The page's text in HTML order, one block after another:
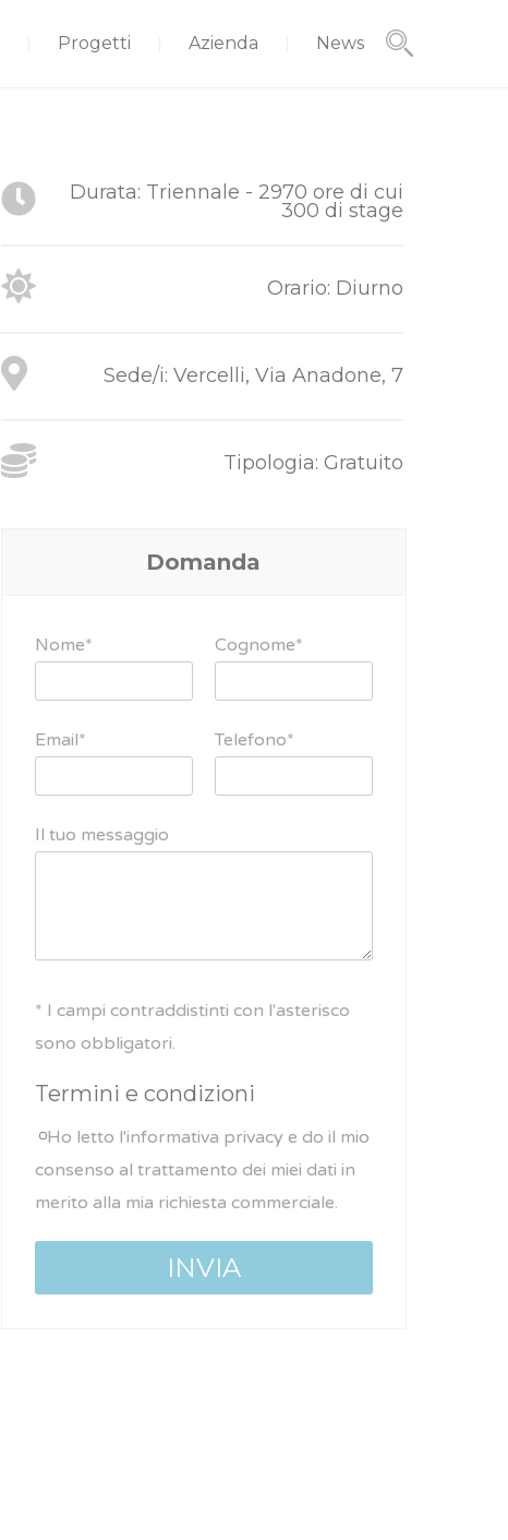
Progetti Azienda News
Durata: Triennale - 2970 ore di cui
300 di stage
Orario: Diurno
Sede/i: Vercelli, Via Anadone, 7
Tipologia: Gratuito
Domanda
Nome* Cognome*
Email* Telefono*
Il tuo messaggio
* I campi contraddistinti con l'asterisco
sono obbligatori.
Termini e condizioni
Ho letto l'informativa privacy e do il mio
consenso al trattamento dei miei dati in
merito alla mia richiesta commerciale.